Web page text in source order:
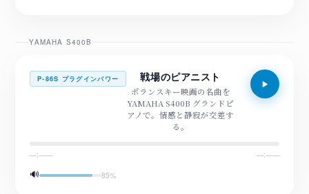
YAMAHA S400B
P-86S プラグインパワー 戦場のピアニスト
ポランスキー映画の名曲を
YAMAHA S400B グランドピ
アノで。情感と静寂が交差す
る。
—:—— —:——
🔊 85%